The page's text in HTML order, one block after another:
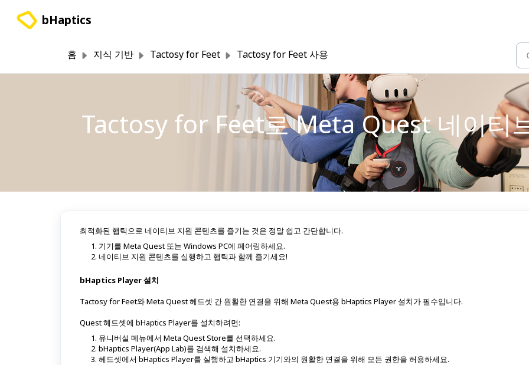
bHaptics
홈 지식 기반 Tactosy for Feet Tactosy for Feet 사용
Tactosy for Feet로 Meta Quest 네이티
최적화된 햅틱으로 네이티브 지원 콘텐츠를 즐기는 것은 정말 쉽고 간단합니다.
기기를 Meta Quest 또는 Windows PC에 페어링하세요.
네이티브 지원 콘텐츠를 실행하고 햅틱과 함께 즐기세요!
bHaptics Player 설치
Tactosy for Feet와 Meta Quest 헤드셋 간 원활한 연결을 위해 Meta Quest용 bHaptics Player 설치가 필수입니다.
Quest 헤드셋에 bHaptics Player를 설치하려면:
유니버설 메뉴에서 Meta Quest Store를 선택하세요.
bHaptics Player(App Lab)를 검색해 설치하세요.
헤드셋에서 bHaptics Player를 실행하고 bHaptics 기기와의 원활한 연결을 위해 모든 권한을 허용하세요.